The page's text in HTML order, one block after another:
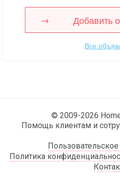
Добавить
Все
© 2009-2026
Помощь клиентам и
Политика